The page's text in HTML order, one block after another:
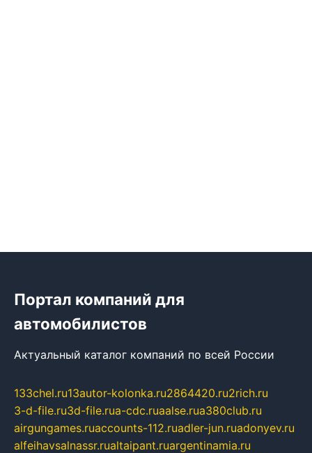
Портал компаний для
автомобилистов
Актуальный каталог компаний по всей России
133chel.ru13autor-kolonka.ru2864420.ru2rich.ru
3-d-file.ru3d-file.rua-cdc.ruaalse.rua380club.ru
airgungames.ruaccounts-112.ruadler-jun.ruadonyev.ru
alfeihavsalnassr.rualtaipant.ruargentinamia.ru